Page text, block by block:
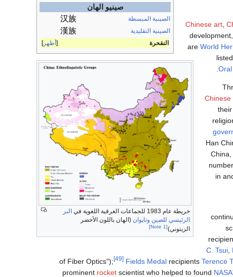
صينيو الهان
الصينية المبسطة 汉族
الصينية التقليدية 漢族
أظهر النقحرة
خريطة عام 1983 للجماعات العرقية اللغوية في
البر
الرئيسي للصين وتايوان (الهان باللون الأخضر
الزيتوني)[Note 1]
Chinese art
are World
.
Chinese
Han
in
C. Tsui
of Fiber Optics");
[49] Fields Medal recipients Terence
prominent rocket scientist who helped to found NASA